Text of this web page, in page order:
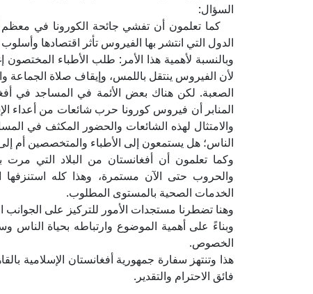
السؤال:
كما تعلمون أن تفشي جائحة الكورونا في
الدول التي انتشر بها الفيروس تأثر اقتصادها
وبالنسبة لأهمية هذا الأمر: طلب الأطباء
لأن الفيروس ينتقل باللمس، وإيقاف صلاة
الصعبة. لكن هناك بعض الأئمة في المساجد في
المنابر أن فيروس كورونا حرب شائعات من أعداء
والامتثال لهذه الشائعات والحضور المكثف في
الناس؛ هل يستمعون إلى الأطباء والمتخصصين أم إلى
وكما تعلمون أن أفغانستان من البلاد التي مرت
والحروب حتى الآن مستمرة، وهذا كله
الخدمات الصحية بالمستوى المطلوب.
وهنا تضطرنا مستجدات الأمور للتركيز على الجوانب
وبناءً على أهمية الموضوع وارتباطه بحياة الناس
الخصوص.
هذا وتنتهز سفارة جمهورية أفغانستان الإسلامية
فائق الاحترام والتقدير.